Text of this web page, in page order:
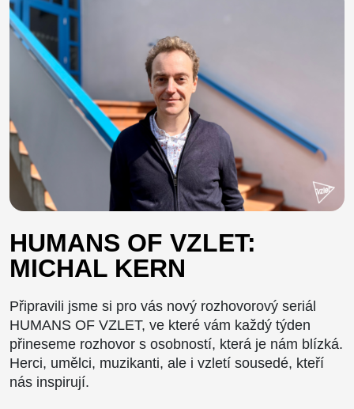
HUMANS OF VZLET:
MICHAL KERN
Připravili jsme si pro vás nový rozhovorový seriál
HUMANS OF VZLET, ve které vám každý týden
přineseme rozhovor s osobností, která je nám blízká.
Herci, umělci, muzikanti, ale i vzletí sousedé, kteří
nás inspirují.